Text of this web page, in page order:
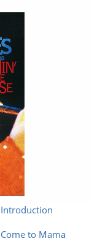
Introduction
to Mama